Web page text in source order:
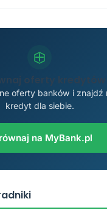
oferty kredytów
oferty banków i znajdź
kredyt dla siebie.
na MyBank.pl